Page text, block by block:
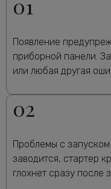
01
Появление
приборной панели.
или любая другая
02
Проблемы с запуском
заводится, стартер
глохнет сразу после